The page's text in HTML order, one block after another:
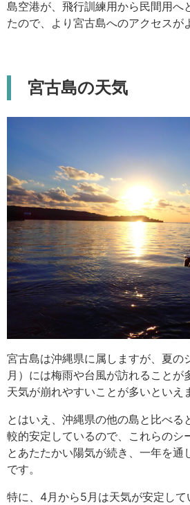
島空港が、飛行訓練用から民間用へ
たので、より宮古島へのアクセスが
宮古島の天気
宮古島は沖縄県に属しますが、夏の
月）には梅雨や台風が訪れることが
天気が崩れやすいことが多いといえ
とはいえ、沖縄県の他の島と比べる
較的安定しているので、これらのシ
とあたたかい陽気が続き、一年を通
です。
特に、4月から5月は天気が安定し